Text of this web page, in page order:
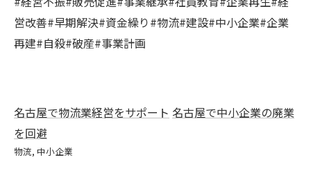
営改善#早期解決#資金繰り#物流#建設#中小企業#企業
再建#自殺#破産#事業計画
名古屋で物流業経営をサポート 名古屋で中小企業の廃業
を回避
物流 中小企業